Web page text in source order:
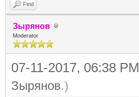
Find
Зырянов
Moderator
07-11-2017, 06:38 PM
Зырянов.)